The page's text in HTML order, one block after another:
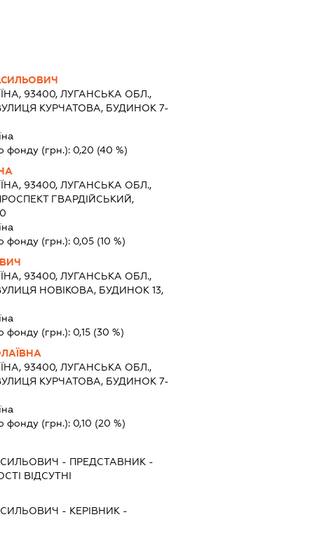
93400, ЛУГАНСЬКА ОБЛ.,
КУРЧАТОВА, БУДИНОК 7-
фонду (грн.): 0,20 (40 %)
93400, ЛУГАНСЬКА ОБЛ.,
ГВАРДІЙСЬКИЙ,
фонду (грн.): 0,05 (10 %)
93400, ЛУГАНСЬКА ОБЛ.,
НОВІКОВА, БУДИНОК 13,
фонду (грн.): 0,15 (30 %)
93400, ЛУГАНСЬКА ОБЛ.,
КУРЧАТОВА, БУДИНОК 7-
фонду (грн.): 0,10 (20 %)
- ПРЕДСТАВНИК -
ВІДСУТНІ
- КЕРІВНИК -